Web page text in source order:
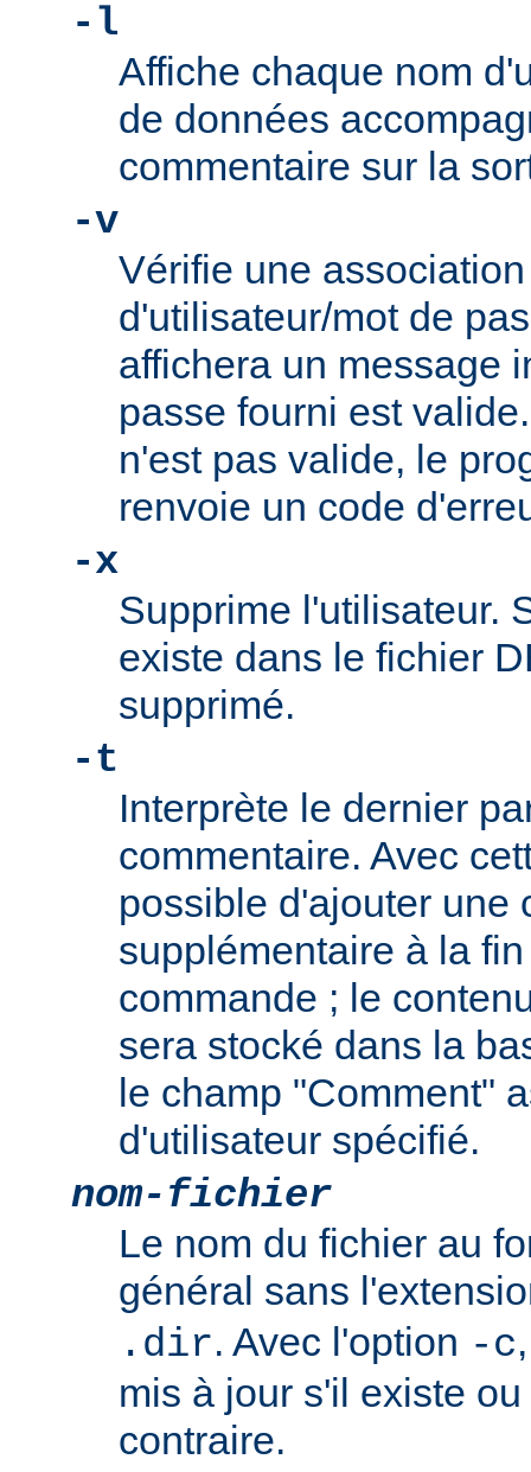
-l
Affiche chaque nom
de données
commentaire sur la
-v
Vérifie une
d'utilisateur/mot de
affichera un message
passe fourni est
n'est pas valide, le
renvoie un code
-x
Supprime l'utilisateur.
existe dans le fichier
supprimé.
-t
Interprète le dernier
commentaire. Avec
possible d'ajouter une
supplémentaire à la
commande ; le
sera stocké dans la
le champ "Comment"
d'utilisateur spécifié.
nom-fichier
Le nom du fichier au
général sans
.dir. Avec l'option -c
mis à jour s'il existe
contraire.